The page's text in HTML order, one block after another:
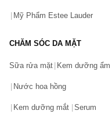
mặt mạ đất sét
Mặt nạ tẩy tế bào
Mask
Bạn gặp vấn đề về
Hãy báo lỗi cho chúng
Mỹ Phẩm Estee Lauder
CHĂM SÓC DA MẶT
Sữa rửa mặt Kem dưỡng ẩm
Nước hoa hồng
Kem dưỡng mắt Serum